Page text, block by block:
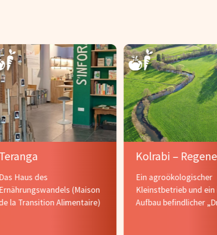
Haus des
(Maison
la Transition Alimentaire)
Ein agroökologischer
Kleinstbetrieb und ein
Aufbau befindlicher